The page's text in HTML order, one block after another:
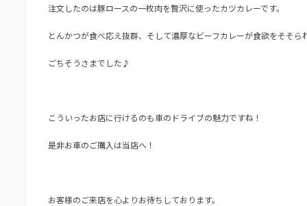
注文したのは豚ロースの一枚肉を贅沢に使ったカツカレーです。
とんかつが食べ応え抜群、そして濃厚なビーフカレーが食欲をそそら
ごちそうさまでした♪
こういったお店に行けるのも車のドライブの魅力ですね！
是非お車のご購入は当店へ！
お客様のご来店を心よりお待ちしております。